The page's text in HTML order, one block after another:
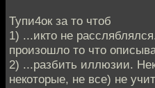
Тупи4ок за то чтоб
1) ...икто не
произошло то что
2) ...разбить иллюзии.
некоторые, не все) не